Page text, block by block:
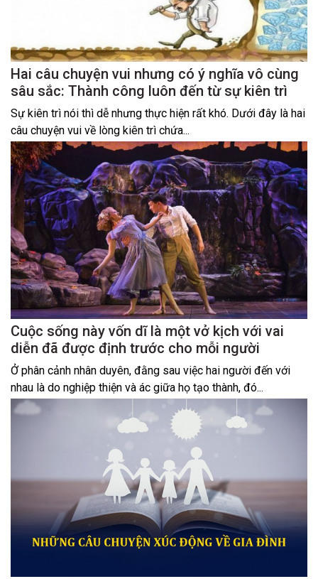
Hai câu chuyện vui nhưng có ý nghĩa vô cùng
sâu sắc: Thành công luôn đến từ sự kiên trì
Sự kiên trì nói thì dễ nhưng thực hiện rất khó. Dưới đây là hai
câu chuyện vui về lòng kiên trì chứa...
Cuộc sống này vốn dĩ là một vở kịch với vai
diễn đã được định trước cho mỗi người
Ở phân cảnh nhân duyên, đằng sau việc hai người đến với
nhau là do nghiệp thiện và ác giữa họ tạo thành, đó...